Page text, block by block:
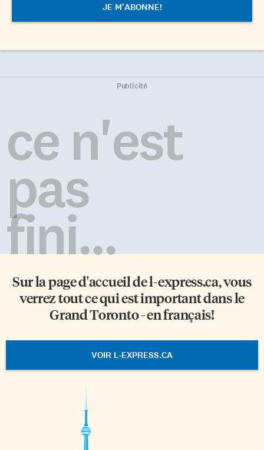
Publicité
ce n'est
pas
fini...
Sur la page d'accueil del-express.ca, vous
verrez tout ce qui est important dans le
Grand Toronto - en français!
VOIR L-EXPRESS.CA